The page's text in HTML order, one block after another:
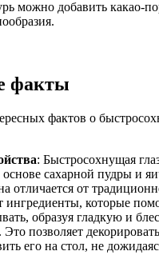
можно добавить какао-
факты
фактов о
: Быстросохнущая
основе сахарной пудры и
отличается от
ингредиенты, которые
образуя гладкую и
Это позволяет
его на стол, не